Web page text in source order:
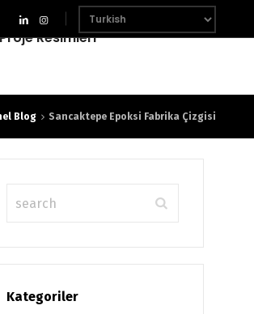
Resimleri
Blog Sancaktepe Epoksi Fabrika Çizgisi
Kategoriler